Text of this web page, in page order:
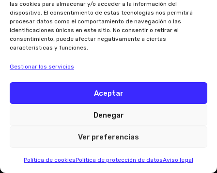
las cookies para almacenar y/o acceder a la información del
dispositivo. El consentimiento de estas tecnologías nos permitirá
procesar datos como el comportamiento de navegación o las
identificaciones únicas en este sitio. No consentir o retirar el
consentimiento, puede afectar negativamente a ciertas
características y funciones.
Gestionar los servicios
Aceptar
Denegar
Ver preferencias
Política de cookiesPolítica de protección de datosAviso legal
Aviso legal
Política de privacidad
Política de protección de datos
Tratamiento de datos del menor
Condiciones de la matriculación
Política de cookies
UEC FEM
FEM ACADEMY UEC